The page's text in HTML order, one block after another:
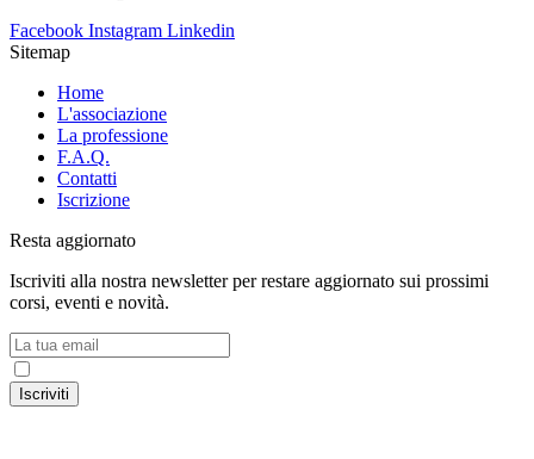
Facebook Instagram Linkedin
Sitemap
Home
L'associazione
La professione
F.A.Q.
Contatti
Iscrizione
Resta aggiornato
Iscriviti alla nostra newsletter per restare aggiornato sui prossimi
corsi, eventi e novità.
Iscriviti